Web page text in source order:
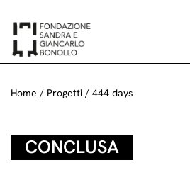
contenuti
Home / Progetti / 444 days
CONCLUSA